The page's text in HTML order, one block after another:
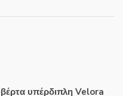
υπέρδιπλη Velora